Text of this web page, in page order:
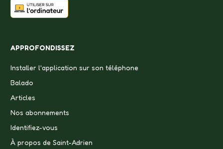
APPROFONDISSEZ
Installer l'application sur son téléphone
Balado
Articles
Nos abonnements
Identifiez-vous
À propos de Saint-Adrien